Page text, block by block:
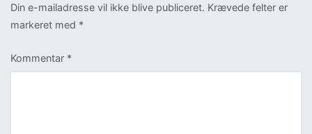
Din e-mailadresse vil ikke blive publiceret. Krævede felter er
markeret med *
Kommentar *